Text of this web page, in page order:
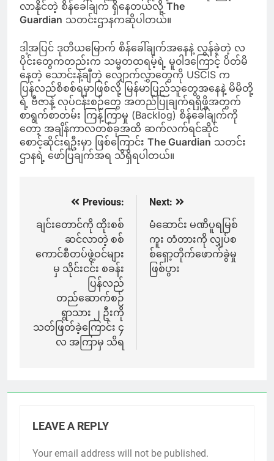
လာနိုင်တဲ့ စိန်ခေါ်ချက် ရှိနေတယ်လို့ The
Guardian သတင်းဌာနကဆိုပါတယ်။
ဒါ့အပြင် ဒုတိယမြောက် စိန်ခေါ်ချက်အနေနဲ့ လွန်ခဲ့တဲ့ လ
ပိုင်းတွေကတည်းက သမ္မတထရမ့်ရဲ့ မူ၀ါဒကြောင့် ပိတ်မိ
နေတဲ့ သောင်းနဲ့ချီတဲ့ လျှောက်လွှာတွေကို USCIS က
ပြန်လည်စိစစ်ရမှာဖြစ်လို့ မြန်မာပြည်သူတွေအနေနဲ့ မိမိတို့
ရဲ့ ဗီဇာနဲ့ လုပ်ငန်းစဉ်တွေ အတည်ပြုချက်ရရှိဖို့အတွက်
စာရွက်စာတမ်း ကြန့်ကြာမှု (Backlog) စိန်ခေါ်ချက်ကို
တော့ အချိန်ကာလတစ်ခုအထိ ဆက်လက်ရင်ဆိုင်
စောင့်ဆိုင်းရဦးမှာ ဖြစ်ကြောင်း The Guardian သတင်း
ဌာနရဲ့ ဖော်ပြချက်အရ သိရှိရပါတယ်။
navigation
Previous:
ချင်းတောင်ကို ထိုးစစ်
ဆင်လာတဲ့ စစ်
ကောင်စီတပ်ဖွဲ့ဝင်များ
မှ သိုင်းငင်း စခန်း
ပြန်လည်
တည်ဆောက်စဉ်
ရွာသား ၂ ဦးကို
သတ်ဖြတ်ခဲ့ကြောင်း ၄
လ အကြာမှ သိရ
Next:
မံဆောင်း မဏိပူရမြစ်
ကူး တံတားကို လျှပ်စ
စ်ရှော့တိုက်ဖောက်ခွဲမှု
ဖြစ်ပွား
LEAVE A REPLY
Your email address will not be published.